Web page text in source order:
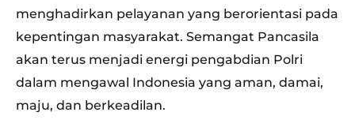
menghadirkan pelayanan yang berorientasi pada
kepentingan masyarakat. Semangat Pancasila
akan terus menjadi energi pengabdian Polri
dalam mengawal Indonesia yang aman, damai,
maju, dan berkeadilan.